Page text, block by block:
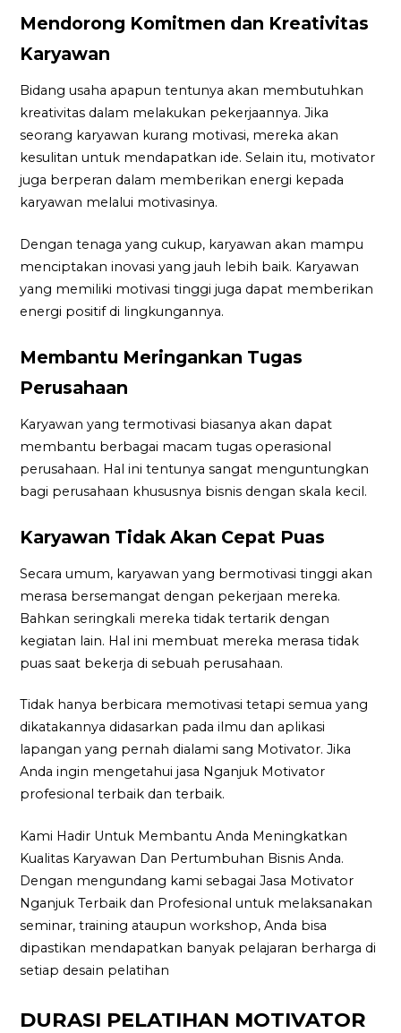
Mendorong Komitmen dan Kreativitas
Karyawan
Bidang usaha apapun tentunya akan membutuhkan
kreativitas dalam melakukan pekerjaannya. Jika
seorang karyawan kurang motivasi, mereka akan
kesulitan untuk mendapatkan ide. Selain itu, motivator
juga berperan dalam memberikan energi kepada
karyawan melalui motivasinya.
Dengan tenaga yang cukup, karyawan akan mampu
menciptakan inovasi yang jauh lebih baik. Karyawan
yang memiliki motivasi tinggi juga dapat memberikan
energi positif di lingkungannya.
Membantu Meringankan Tugas
Perusahaan
Karyawan yang termotivasi biasanya akan dapat
membantu berbagai macam tugas operasional
perusahaan. Hal ini tentunya sangat menguntungkan
bagi perusahaan khususnya bisnis dengan skala kecil.
Karyawan Tidak Akan Cepat Puas
Secara umum, karyawan yang bermotivasi tinggi akan
merasa bersemangat dengan pekerjaan mereka.
Bahkan seringkali mereka tidak tertarik dengan
kegiatan lain. Hal ini membuat mereka merasa tidak
puas saat bekerja di sebuah perusahaan.
Tidak hanya berbicara memotivasi tetapi semua yang
dikatakannya didasarkan pada ilmu dan aplikasi
lapangan yang pernah dialami sang Motivator. Jika
Anda ingin mengetahui jasa Nganjuk Motivator
profesional terbaik dan terbaik.
Kami Hadir Untuk Membantu Anda Meningkatkan
Kualitas Karyawan Dan Pertumbuhan Bisnis Anda.
Dengan mengundang kami sebagai Jasa Motivator
Nganjuk Terbaik dan Profesional untuk melaksanakan
seminar, training ataupun workshop, Anda bisa
dipastikan mendapatkan banyak pelajaran berharga di
setiap desain pelatihan
DURASI PELATIHAN MOTIVATOR